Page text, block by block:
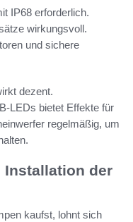
IP68 erforderlich.
wirkungsvoll.
und sichere
dezent.
LEDs bietet Effekte für
regelmäßig, um
Installation der
kaufst, lohnt sich